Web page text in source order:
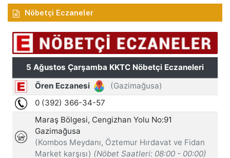
Nöbetçi Eczaneler